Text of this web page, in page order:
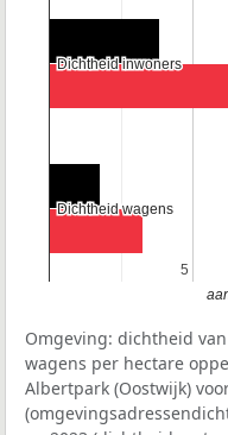
5
5
Dichtheid inwoners
Dichtheid inwoners
Dichtheid wagens
Dichtheid wagens
Omgeving: dichtheid
wagens per hectare
Albertpark (Oostwijk)